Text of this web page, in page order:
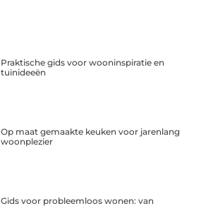
Praktische gids voor wooninspiratie en
tuinideeën
Op maat gemaakte keuken voor jarenlang
woonplezier
Gids voor probleemloos wonen: van